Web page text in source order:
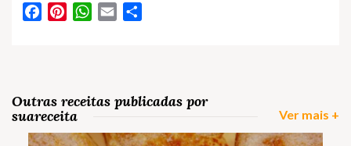
FacebookPinterestWhatsApp
Email
Outras receitas publicadas por
suareceita
Ver mais +